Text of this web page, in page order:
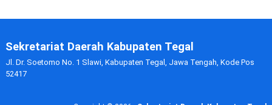
Sekretariat Daerah Kabupaten Tegal
Jl. Dr. Soetomo No. 1 Slawi, Kabupaten Tegal, Jawa Tengah, Kode Pos
52417